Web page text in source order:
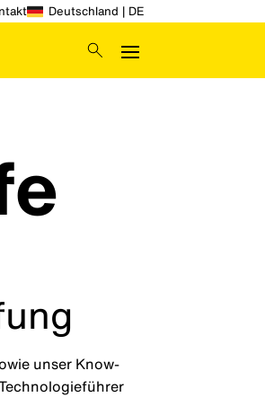
Deutschland | DE
unser Know-